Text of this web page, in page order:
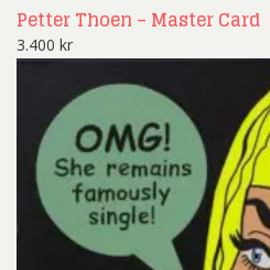
Petter Thoen – Master Card
3.400 kr